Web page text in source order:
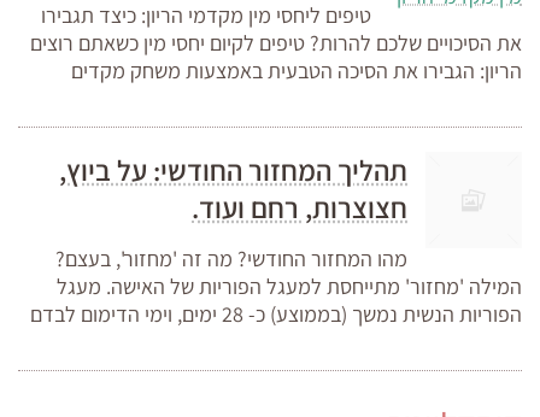
טיפים ליחסי מין מקדמי הריון: כיצד תגבירו
את הסיכויים שלכם להרות? טיפים לקיום יחסי מין כשאתם רוצים
הריון: הגבירו את הסיכה הטבעית באמצעות משחק מקדים
תהליך המחזור החודשי: על ביוץ,
חצוצרות, רחם ועוד.
מהו המחזור החודשי? מה זה 'מחזור', בעצם?
המילה 'מחזור' מתייחסת למעגל הפוריות של האישה. מעגל
הפוריות הנשית נמשך (בממוצע) כ- 28 ימים, וימי הדימום לבדם